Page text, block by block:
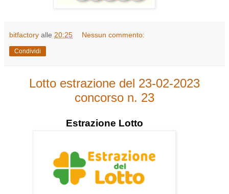
bitfactory alle 20:25 Nessun commento:
Condividi
Lotto estrazione del 23-02-2023
concorso n. 23
Estrazione Lotto